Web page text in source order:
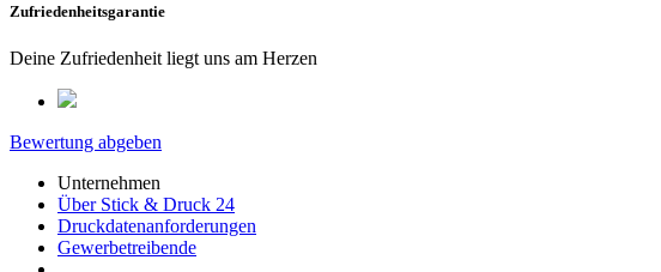
Zufriedenheitsgarantie
Deine Zufriedenheit liegt uns am Herzen
Bewertung abgeben
Unternehmen
Über Stick & Druck 24
Druckdatenanforderungen
Gewerbetreibende